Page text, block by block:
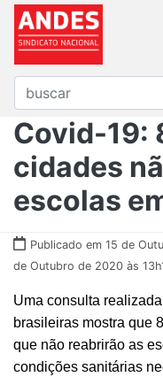
Covid-19:
cidades
escolas
Publicado em 15 de
de Outubro de 2020 às
Uma consulta
brasileiras mostra que
que não reabrirão as
condições sanitárias